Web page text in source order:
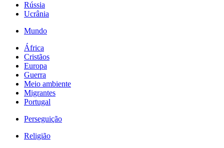
Rússia
Ucrânia
Mundo
África
Cristãos
Europa
Guerra
Meio ambiente
Migrantes
Portugal
Perseguição
Religião